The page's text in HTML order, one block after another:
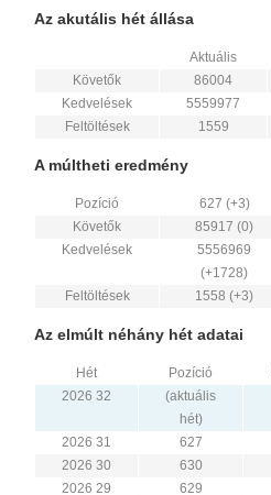
Az akutális hét állása
Aktuális
Követők
86004
Kedvelések
5559977
Feltöltések
1559
A múltheti eredmény
Pozíció
627 (+3)
Követők
85917 (0)
Kedvelések
5556969
(+1728)
Feltöltések
1558 (+3)
Az elmúlt néhány hét adatai
Hét Pozíció
2026 32
(aktuális
hét)
2026 31 627
2026 30
630
2026 29
629